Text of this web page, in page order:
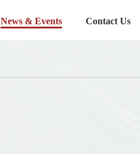
News & Events Contact Us